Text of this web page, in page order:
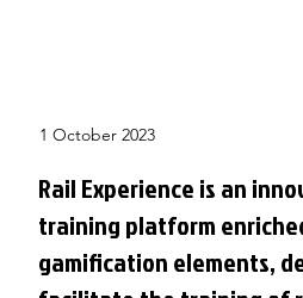
1 October 2023
Rail Experience is an
training platform
gamification elements,